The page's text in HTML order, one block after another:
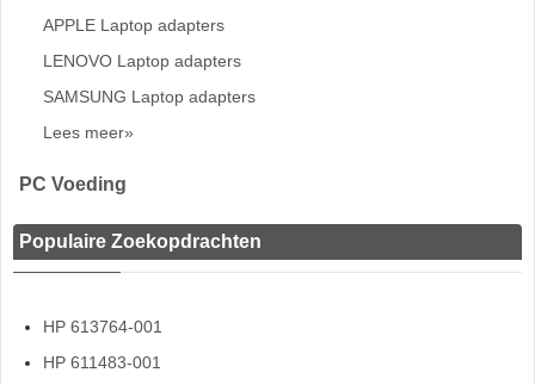
APPLE Laptop adapters
LENOVO Laptop adapters
SAMSUNG Laptop adapters
Lees meer»
PC Voeding
Populaire Zoekopdrachten
HP 613764-001
HP 611483-001